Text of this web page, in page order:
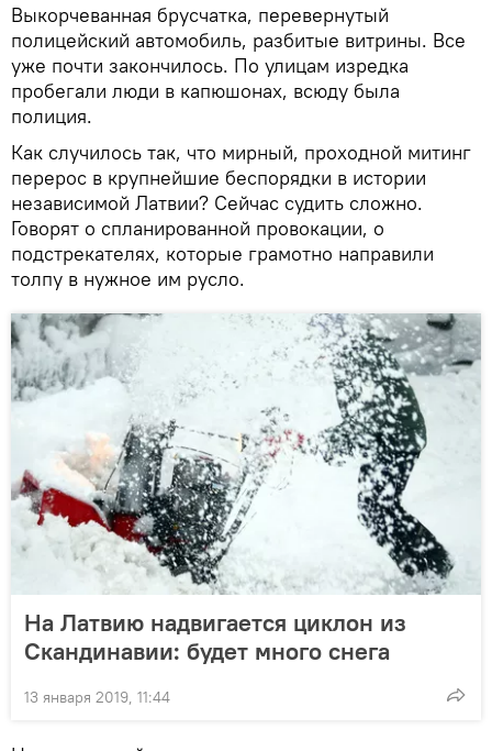
Выкорчеванная брусчатка, перевернутый
полицейский автомобиль, разбитые витрины. Все
уже почти закончилось. По улицам изредка
пробегали люди в капюшонах, всюду была
полиция.
Как случилось так, что мирный, проходной митинг
перерос в крупнейшие беспорядки в истории
независимой Латвии? Сейчас судить сложно.
Говорят о спланированной провокации, о
подстрекателях, которые грамотно направили
толпу в нужное им русло.
На Латвию надвигается циклон из
Скандинавии: будет много снега
13 января 2019, 11:44